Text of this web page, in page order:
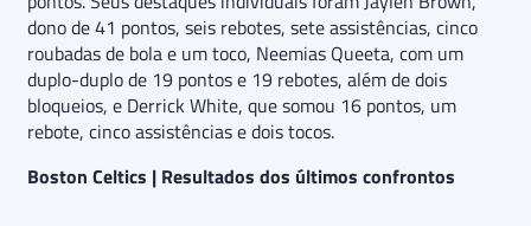
dono de 41 pontos, seis rebotes, sete assistências, cinco
roubadas de bola e um toco, Neemias Queeta, com um
duplo-duplo de 19 pontos e 19 rebotes, além de dois
bloqueios, e Derrick White, que somou 16 pontos, um
rebote, cinco assistências e dois tocos.
Boston Celtics | Resultados dos últimos confrontos